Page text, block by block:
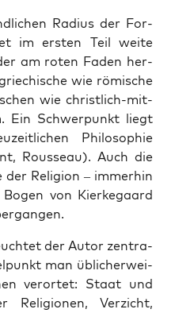
Radi­us der For­
im ers­ten Teil wei­te
am roten Faden her­
wie römi­sche
wie christ­lich-mit­
Ein Schwer­punkt liegt
Phi­lo­so­phie
Rous­se­au). Auch die
der Reli­gi­on – immer­hin
von Kier­ke­gaard
der Autor zen­tra­
man übli­cher­wei­
ver­or­tet: Staat und
Reli­gio­nen, Ver­zicht,